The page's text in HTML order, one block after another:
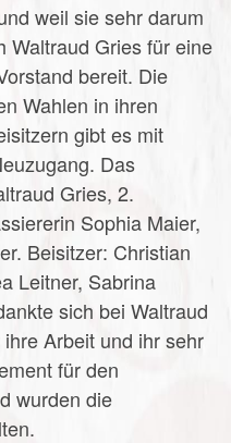
weil sie sehr darum
Waltraud Gries für eine
bereit. Die
Wahlen in ihren
gibt es mit
Das
Gries, 2.
Sophia Maier,
Beisitzer: Christian
Leitner, Sabrina
sich bei Waltraud
Arbeit und ihr sehr
für den
wurden die